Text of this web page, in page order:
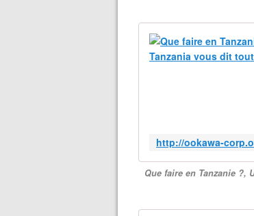
Que faire en Tanzanie ?,